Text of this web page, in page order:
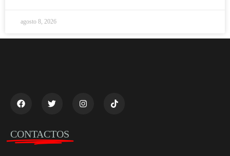
agosto 8, 2026
CONTACTOS